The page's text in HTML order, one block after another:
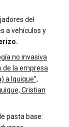
del
a vehículos y
no invasiva
de la empresa
a Iquique”,
Cristian
pasta base: